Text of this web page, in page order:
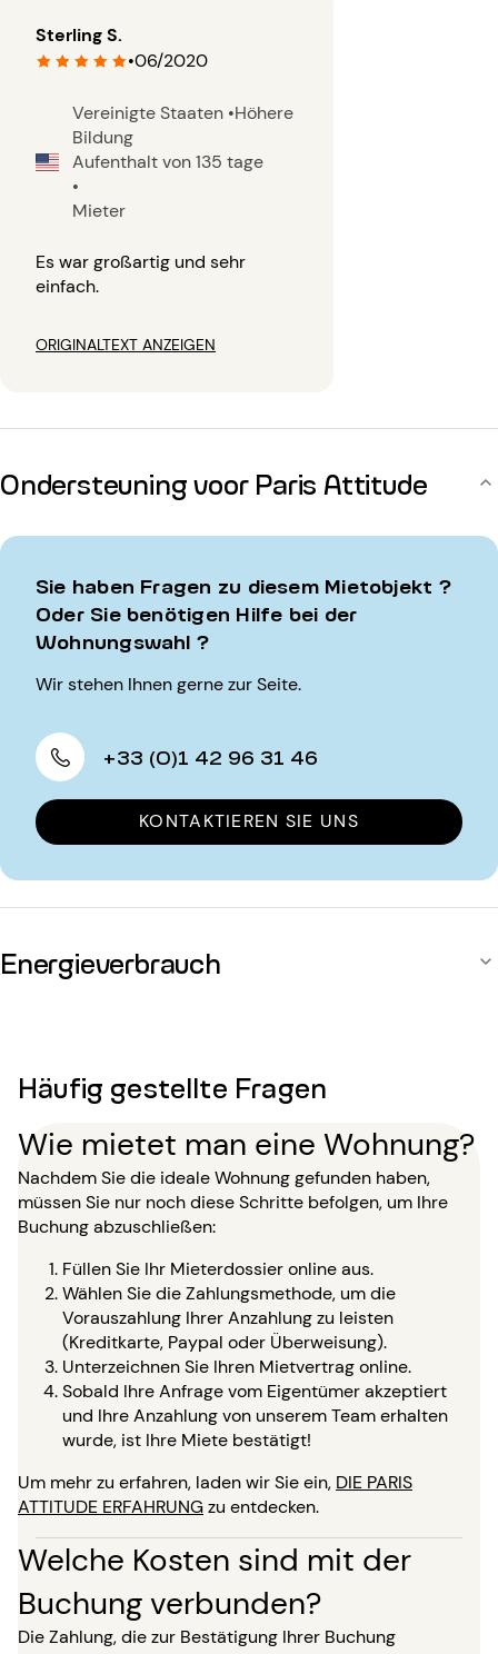
Sterling S.
•06/2020
Vereinigte Staaten •Höhere
Bildung
Aufenthalt von 135 tage
•
Mieter
Es war großartig und sehr
einfach.
ORIGINALTEXT ANZEIGEN
Ondersteuning voor Paris Attitude
Sie haben Fragen zu diesem Mietobjekt ?
Oder Sie benötigen Hilfe bei der
Wohnungswahl ?
Wir stehen Ihnen gerne zur Seite.
+33 (0)1 42 96 31 46
KONTAKTIEREN SIE UNS
Energieverbrauch
Häufig gestellte Fragen
Wie mietet man eine Wohnung?
Nachdem Sie die ideale Wohnung gefunden haben,
müssen Sie nur noch diese Schritte befolgen, um Ihre
Buchung abzuschließen:
Füllen Sie Ihr Mieterdossier online aus.
Wählen Sie die Zahlungsmethode, um die
Vorauszahlung Ihrer Anzahlung zu leisten
(Kreditkarte, Paypal oder Überweisung).
Unterzeichnen Sie Ihren Mietvertrag online.
Sobald Ihre Anfrage vom Eigentümer akzeptiert
und Ihre Anzahlung von unserem Team erhalten
wurde, ist Ihre Miete bestätigt!
Um mehr zu erfahren, laden wir Sie ein, DIE PARIS
ATTITUDE ERFAHRUNGzu entdecken.
Welche Kosten sind mit der
Buchung verbunden?
Die Zahlung, die zur Bestätigung Ihrer Buchung